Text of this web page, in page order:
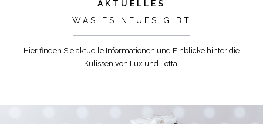
AKTUELLES
WAS ES NEUES GIBT
Hier finden Sie aktuelle Informationen und Einblicke hinter die
Kulissen von Lux und Lotta.